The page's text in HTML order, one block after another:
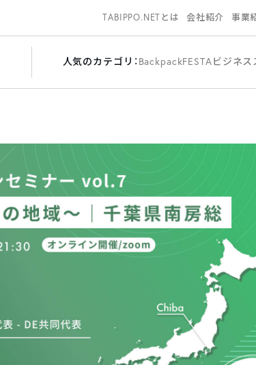
TABIPPO.NETとは 会社紹介 事業
人気のカテゴリ： BackpackFESTAビジネス